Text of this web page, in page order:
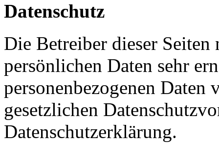
Datenschutz
Die Betreiber dieser Seiten
persönlichen Daten sehr
personenbezogenen Daten
gesetzlichen
Datenschutzerklärung.